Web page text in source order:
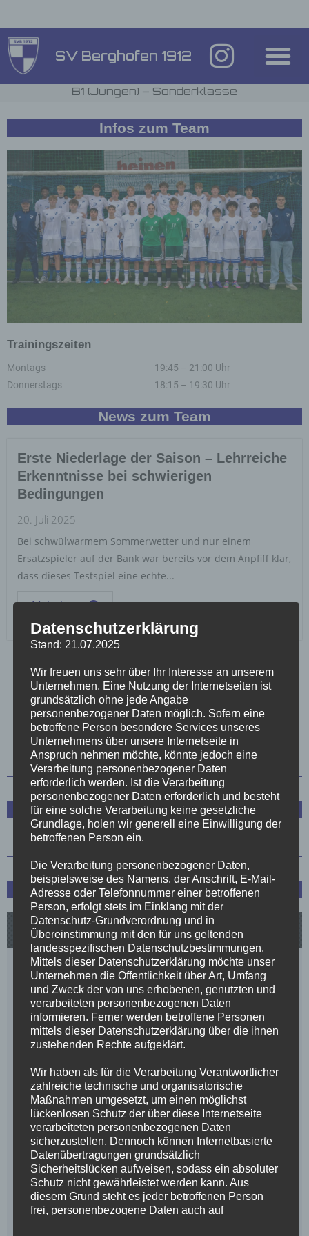
SV Berghofen 1912
B1 (Jungen) – Sonderklasse
Infos zum Team
Trainingszeiten
Montags
Donnerstags
19:45 – 21:00 Uhr
18:15 – 19:30 Uhr
News zum Team
Erste Niederlage der Saison – Lehrreiche
Erkenntnisse bei schwierigen
Bedingungen
20. Juli 2025
Bei schwülwarmem Sommerwetter und nur einem
Ersatzspieler auf der Bank war bereits vor dem Anpfiff klar,
dass dieses Testspiel eine echte...
Mehr lesen
« ‹ 42 43 44
48
›
Trainerstab
Spielplan und Tabelle
Datenschutzerklärung
Stand: 21.07.2025
Wir freuen uns sehr über Ihr Interesse an unserem
Unternehmen. Eine Nutzung der Internetseiten ist
grundsätzlich ohne jede Angabe
personenbezogener Daten möglich. Sofern eine
betroffene Person besondere Services unseres
Unternehmens über unsere Internetseite in
Anspruch nehmen möchte, könnte jedoch eine
Verarbeitung personenbezogener Daten
erforderlich werden. Ist die Verarbeitung
personenbezogener Daten erforderlich und besteht
für eine solche Verarbeitung keine gesetzliche
Grundlage, holen wir generell eine Einwilligung der
betroffenen Person ein.
Die Verarbeitung personenbezogener Daten,
beispielsweise des Namens, der Anschrift, E-Mail-
Adresse oder Telefonnummer einer betroffenen
Person, erfolgt stets im Einklang mit der
Datenschutz-Grundverordnung und in
Übereinstimmung mit den für uns geltenden
landesspezifischen Datenschutzbestimmungen.
Mittels dieser Datenschutzerklärung möchte unser
Unternehmen die Öffentlichkeit über Art, Umfang
und Zweck der von uns erhobenen, genutzten und
verarbeiteten personenbezogenen Daten
informieren. Ferner werden betroffene Personen
mittels dieser Datenschutzerklärung über die ihnen
zustehenden Rechte aufgeklärt.
Wir haben als für die Verarbeitung Verantwortlicher
zahlreiche technische und organisatorische
Maßnahmen umgesetzt, um einen möglichst
lückenlosen Schutz der über diese Internetseite
verarbeiteten personenbezogenen Daten
sicherzustellen. Dennoch können Internetbasierte
Datenübertragungen grundsätzlich
Sicherheitslücken aufweisen, sodass ein absoluter
Schutz nicht gewährleistet werden kann. Aus
diesem Grund steht es jeder betroffenen Person
frei, personenbezogene Daten auch auf